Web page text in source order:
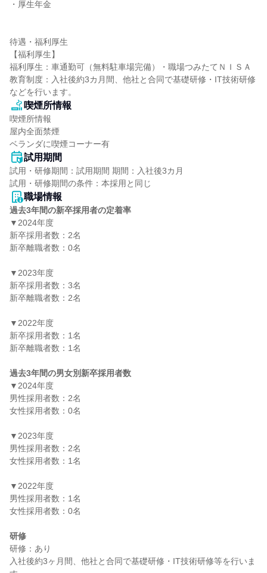
・厚生年金
待遇・福利厚生
【福利厚生】
福利厚生：車通勤可（無料駐車場完備）・職場つみたてＮＩＳＡ
教育制度：入社後約3カ月間、他社と合同で基礎研修・IT技術研修
などを行います。
喫煙所情報
喫煙所情報
屋内全面禁煙
ベランダに喫煙コーナー有
試用期間
試用・研修期間：試用期間 期間：入社後3カ月
職場情報
過去3年間の新卒採用者の定着率
▼2024年度
新卒採用者数：2名
新卒離職者数：0名
▼2023年度
新卒採用者数：3名
新卒離職者数：2名
▼2022年度
新卒採用者数：1名
新卒離職者数：1名
過去3年間の男女別新卒採用者数
▼2024年度
男性採用者数：2名
女性採用者数：0名
▼2023年度
男性採用者数：2名
女性採用者数：1名
▼2022年度
男性採用者数：1名
女性採用者数：0名
研修
研修：あり
入社後約3ヶ月間、他社と合同で基礎研修・IT技術研修等を行いま